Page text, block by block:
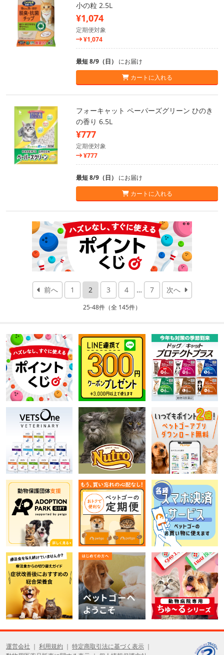
小の粒 2.5L
¥1,074
定期便対象
¥1,074
最短 8/9（日） にお届け
カートに入れる
フォーキャット ペーパーズグリーン ひのき
の香り 6.5L
¥777
定期便対象
¥777
最短 8/9（日） にお届け
カートに入れる
前へ 1 2 3 4 … 7 次へ
25-48件（全 145件）
運営会社 利用規約
特定商取引法に基づく表示